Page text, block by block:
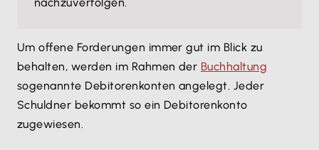
Um offene Forderungen immer gut im Blick zu
behalten, werden im Rahmen der Buchhaltung
sogenannte Debitorenkonten angelegt. Jeder
Schuldner bekommt so ein Debitorenkonto
zugewiesen.